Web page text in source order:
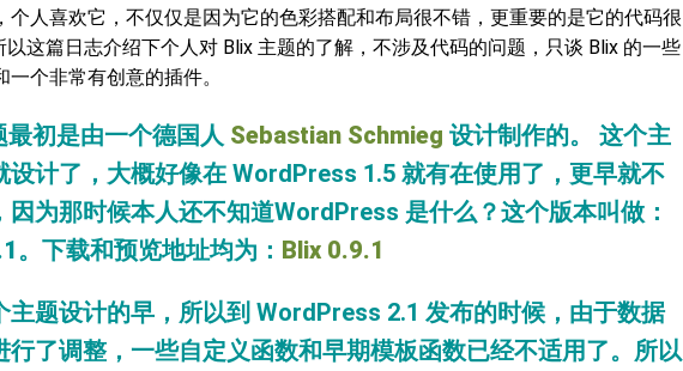
个人喜欢它，不仅仅是因为它的色彩搭配和布局很不错，更重要的是它的代码很
这篇日志介绍下个人对 Blix 主题的了解，不涉及代码的问题，只谈 Blix 的一些
一个非常有创意的插件。
最初是由一个德国人 Sebastian Schmieg 设计制作的。 这个主
设计了，大概好像在 WordPress 1.5 就有在使用了，更早就不
因为那时候本人还不知道WordPress 是什么？这个版本叫做：
。下载和预览地址均为： Blix 0.9.1
主题设计的早，所以到 WordPress 2.1 发布的时候，由于数据
行了调整，一些自定义函数和早期模板函数已经不适用了。所以